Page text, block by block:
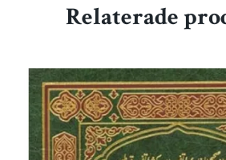
Relaterade